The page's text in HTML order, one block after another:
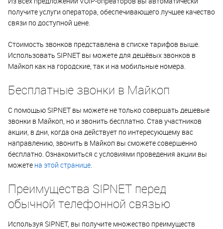
получите услуги оператора, обеспечивающего лучшее качество
связи по доступной цене.
Стоимость звонков представлена в списке тарифов выше.
Использовать SIPNET вы можете для дешёвых звонков в
Майкоп как на городские, так и на мобильные номера.
Бесплатные звонки в Майкоп
С помощью SIPNET вы можете не только совершать дешевые
звонки в Майкоп, но и звонить бесплатно. Став участников
акции, в дни, когда она действует по интересующему вас
направлению, звонить в Майкоп вы сможете совершенно
бесплатно. Ознакомиться с условиями проведения акции вы
можете на этой странице
Преимущества SIPNET перед
обычной телефонной связью
Используя SIPNET, вы получите множество преимуществ